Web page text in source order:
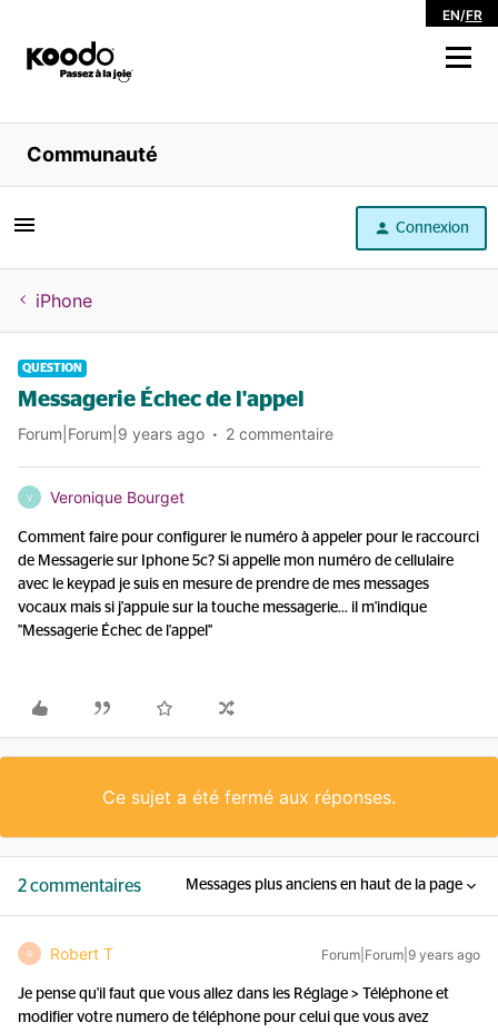
EN/FR
Magasiner
Libre service
Aide
Communauté
Connexion
iPhone
QUESTION
Messagerie Échec de l'appel
Forum|Forum|9 years ago 2 commentaire
V Veronique Bourget
Comment faire pour configurer le numéro à appeler pour le raccourci
de Messagerie sur Iphone 5c? Si appelle mon numéro de cellulaire
avec le keypad je suis en mesure de prendre de mes messages
vocaux mais si j'appuie sur la touche messagerie... il m'indique
"Messagerie Échec de l'appel"
Ce sujet a été fermé aux réponses.
2 commentaires Messages plus anciens en haut de la page
R Robert T Forum|Forum|9 years ago
Je pense qu'il faut que vous allez dans les Réglage > Téléphone et
modifier votre numero de téléphone pour celui que vous avez